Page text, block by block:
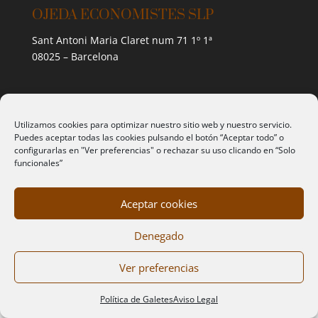
Utilizamos cookies para optimizar nuestro sitio web y nuestro servicio.
Puedes aceptar todas las cookies pulsando el botón “Aceptar todo” o
configurarlas en "Ver preferencias" o rechazar su uso clicando en “Solo
funcionales”
Aceptar cookies
Denegado
Ver preferencias
Política de GaletesAviso Legal
OJEDA ECONOMISTES SLP
Sant Antoni Maria Claret num 71 1º 1ª
08025 – Barcelona
PRIVACITAT
Avis Legal
Política de Privacitat
Diseñado porempiezapori